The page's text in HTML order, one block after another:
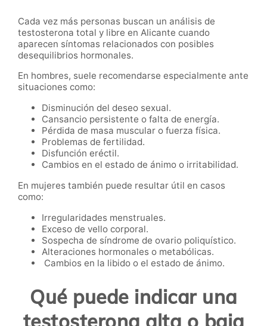
Cada vez más personas buscan un análisis de
testosterona total y libre en Alicante cuando
aparecen síntomas relacionados con posibles
desequilibrios hormonales.
En hombres, suele recomendarse especialmente ante
situaciones como:
Disminución del deseo sexual.
Cansancio persistente o falta de energía.
Pérdida de masa muscular o fuerza física.
Problemas de fertilidad.
Disfunción eréctil.
Cambios en el estado de ánimo o irritabilidad.
En mujeres también puede resultar útil en casos
como:
Irregularidades menstruales.
Exceso de vello corporal.
Sospecha de síndrome de ovario poliquístico.
Alteraciones hormonales o metabólicas.
Cambios en la libido o el estado de ánimo.
Qué puede indicar una
testosterona alta o baja